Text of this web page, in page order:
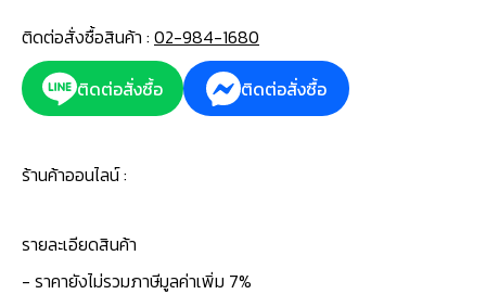
ติดต่อสั่งซื้อสินค้า : 02-984-1680
ติดต่อสั่งซื้อ
ติดต่อสั่งซื้อ
ร้านค้าออนไลน์ :
รายละเอียดสินค้า
- ราคายังไม่รวมภาษีมูลค่าเพิ่ม 7%